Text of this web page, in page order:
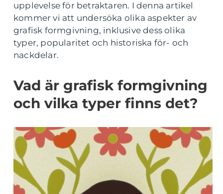
upplevelse för betraktaren. I denna artikel
kommer vi att undersöka olika aspekter av
grafisk formgivning, inklusive dess olika
typer, popularitet och historiska för- och
nackdelar.
Vad är grafisk formgivning
och vilka typer finns det?